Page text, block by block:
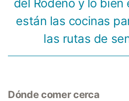
del Rodeno y lo
están las cocinas
las rutas de
Dónde comer cerca